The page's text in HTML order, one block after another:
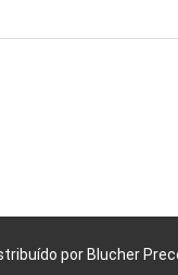
por Blucher